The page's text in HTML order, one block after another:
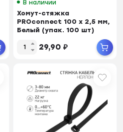
В наличии
Хомут-стяжка
PROconnect 100 x 2,5 мм,
Белый (упак. 100 шт)
29,90 ₽